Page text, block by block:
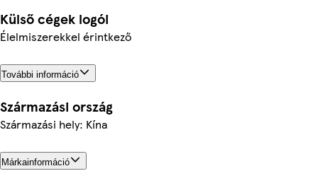
Külső cégek logói
Élelmiszerekkel érintkező
További információ
Származási ország
Származási hely: Kína
Márkainformáció